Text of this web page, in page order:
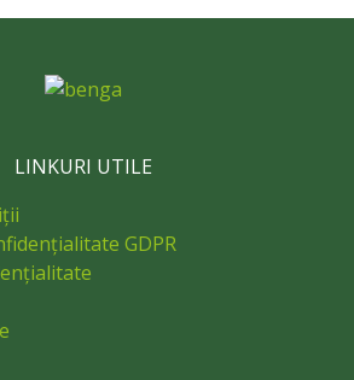
LINKURI UTILE
GDPR